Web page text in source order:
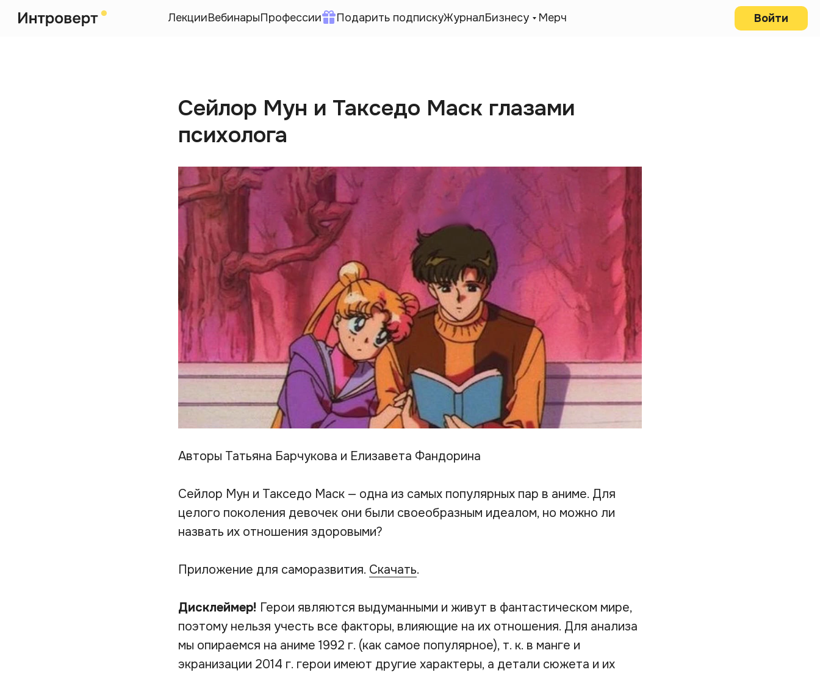
ЛекцииВебинарыПрофессии Подарить подпискуЖурналБизнесу Мерч Войти
Сейлор Мун и Такседо Маск глазами
психолога
Авторы Татьяна Барчукова и Елизавета Фандорина
Сейлор Мун и Такседо Маск — одна из самых популярных пар в аниме. Для
целого поколения девочек они были своеобразным идеалом, но можно ли
назвать их отношения здоровыми?
Приложение для саморазвития. Скачать.
Дисклеймер! Герои являются выдуманными и живут в фантастическом мире,
поэтому нельзя учесть все факторы, влияющие на их отношения. Для анализа
мы опираемся на аниме 1992 г. (как самое популярное), т. к. в манге и
экранизации 2014 г. герои имеют другие характеры, а детали сюжета и их